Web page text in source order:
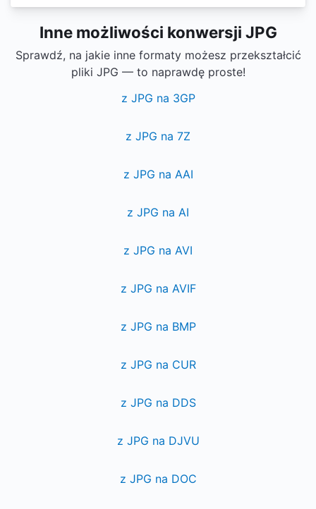
Inne możliwości konwersji JPG
Sprawdź, na jakie inne formaty możesz przekształcić
pliki JPG — to naprawdę proste!
z JPG na 3GP
z JPG na 7Z
z JPG na AAI
z JPG na AI
z JPG na AVI
z JPG na AVIF
z JPG na BMP
z JPG na CUR
z JPG na DDS
z JPG na DJVU
z JPG na DOC